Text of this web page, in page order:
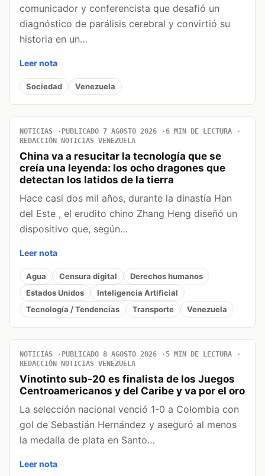
comunicador y conferencista que desafió un
diagnóstico de parálisis cerebral y convirtió su
historia en un…
Leer nota
Sociedad Venezuela
NOTICIAS PUBLICADO 7 AGOSTO 2026
6 MIN DE LECTURA
REDACCIÓN NOTICIAS VENEZUELA
China va a resucitar la tecnología que se
creía una leyenda: los ocho dragones que
detectan los latidos de la tierra
Hace casi dos mil años, durante la dinastía Han
del Este , el erudito chino Zhang Heng diseñó un
dispositivo que, según…
Leer nota
Agua Censura digital
Derechos humanos
Estados Unidos
Inteligencia Artificial
Tecnología / Tendencias
Transporte Venezuela
NOTICIAS PUBLICADO 8 AGOSTO 2026
5 MIN DE LECTURA
REDACCIÓN NOTICIAS VENEZUELA
Vinotinto sub-20 es finalista de los Juegos
Centroamericanos y del Caribe y va por el oro
La selección nacional venció 1-0 a Colombia con
gol de Sebastián Hernández y aseguró al menos
la medalla de plata en Santo…
Leer nota